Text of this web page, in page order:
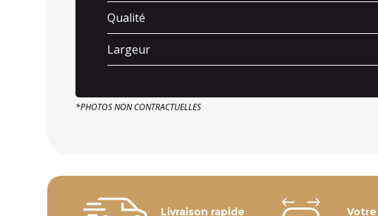
Qualité
Largeur
*PHOTOS NON CONTRACTUELLES
Livraison rapide